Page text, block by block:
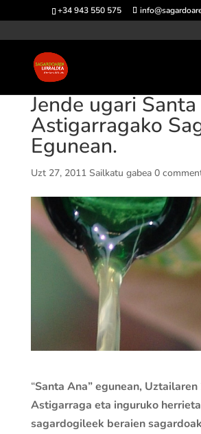
+34 943 550 575
Jende ugari
Astigarragako
Egunean.
Uzt 27, 2011 Sailkatu gabea 0
“Santa Ana” egunean, Uztailaren
Astigarraga eta inguruko
sagardogileek beraien